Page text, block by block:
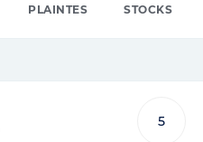
PLAINTES STOCKS
5